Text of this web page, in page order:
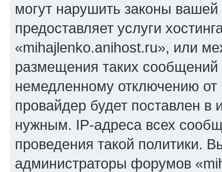
могут нарушить законы
предоставляет услуги
«mihajlenko.anihost.ru», или
размещения таких
немедленному отключению
провайдер будет поставлен в
нужным. IP-адреса всех
проведения такой политики.
администраторы форумов